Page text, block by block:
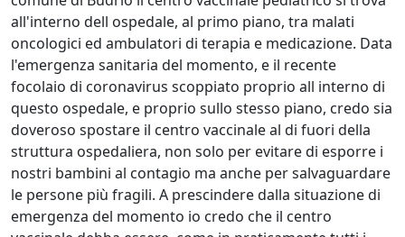
all'interno dell ospedale, al primo piano, tra malati
oncologici ed ambulatori di terapia e medicazione. Data
l'emergenza sanitaria del momento, e il recente
focolaio di coronavirus scoppiato proprio all interno di
questo ospedale, e proprio sullo stesso piano, credo sia
doveroso spostare il centro vaccinale al di fuori della
struttura ospedaliera, non solo per evitare di esporre i
nostri bambini al contagio ma anche per salvaguardare
le persone più fragili. A prescindere dalla situazione di
emergenza del momento io credo che il centro